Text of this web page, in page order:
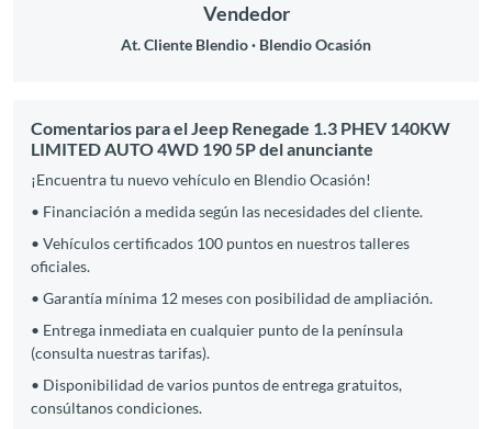
Vendedor
At. Cliente Blendio Blendio Ocasión
Comentarios para el Jeep Renegade 1.3 PHEV 140KW
LIMITED AUTO 4WD 190 5P del anunciante
¡Encuentra tu nuevo vehículo en Blendio Ocasión!
• Financiación a medida según las necesidades del cliente.
• Vehículos certificados 100 puntos en nuestros talleres
oficiales.
• Garantía mínima 12 meses con posibilidad de ampliación.
• Entrega inmediata en cualquier punto de la península
(consulta nuestras tarifas).
• Disponibilidad de varios puntos de entrega gratuitos,
consúltanos condiciones.